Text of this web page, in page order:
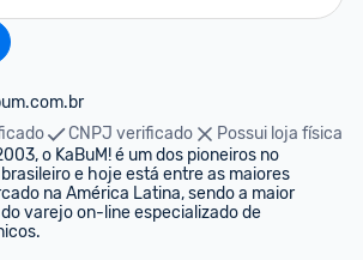
CNPJ verificado
Possui loja física
o KaBuM! é um dos pioneiros no
e hoje está entre as maiores
na América Latina, sendo a maior
varejo on-line especializado de